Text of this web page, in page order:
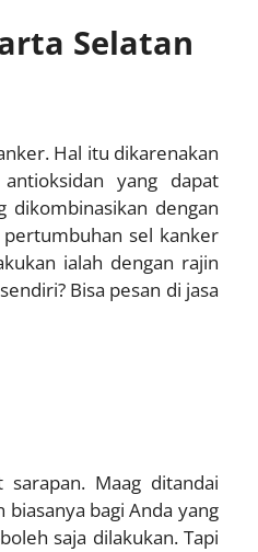
Selatan
Hal itu dikarenakan
yang dapat
dengan
sel kanker
ialah dengan rajin
Bisa pesan di jasa
Maag ditandai
bagi Anda yang
saja dilakukan. Tapi